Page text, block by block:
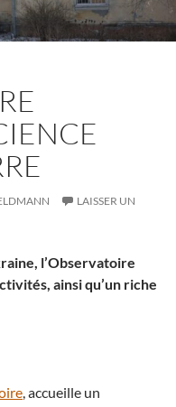
LAISSER UN
l’Observatoire
ainsi qu’un riche
, accueille un